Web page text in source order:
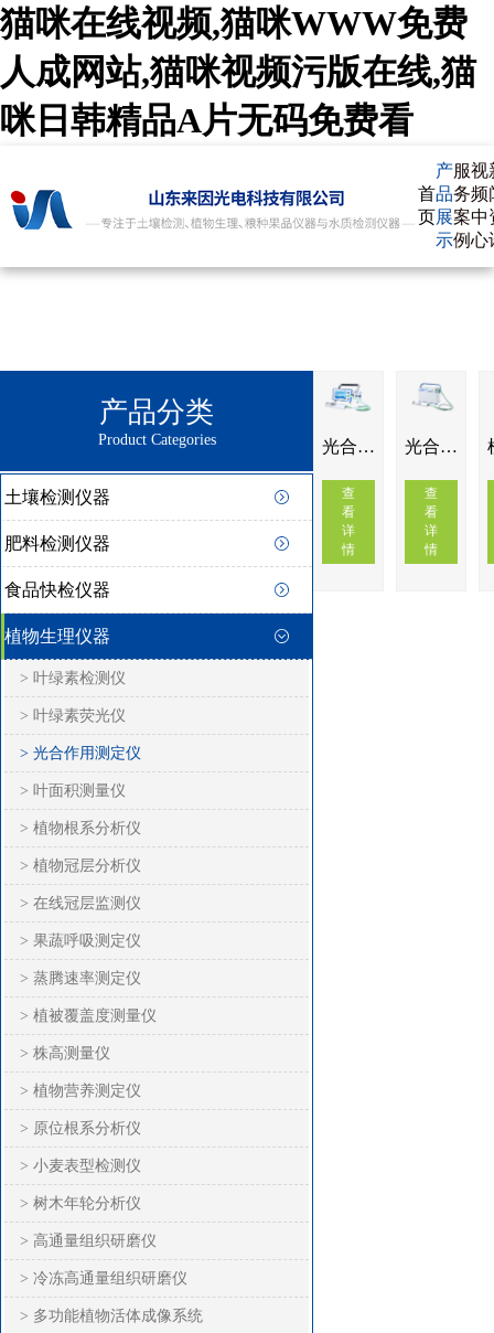
猫咪在线视频,猫咪WWW免费
人成网站,猫咪视频污版在线,猫
咪日韩精品A片无码免费看
首
页
产
品
展
示
服
务
案
例
视
频
中
心
产品分类
Product Categories
土壤检测仪器
肥料检测仪器
食品快检仪器
植物生理仪器
> 叶绿素检测仪
> 叶绿素荧光仪
> 光合作用测定仪
> 叶面积测量仪
> 植物根系分析仪
> 植物冠层分析仪
> 在线冠层监测仪
> 果蔬呼吸测定仪
> 蒸腾速率测定仪
> 植被覆盖度测量仪
> 株高测量仪
> 植物营养测定仪
> 原位根系分析仪
> 小麦表型检测仪
> 树木年轮分析仪
> 高通量组织研磨仪
> 冷冻高通量组织研磨仪
> 多功能植物活体成像系统
光合作用测定仪IN-GH1
查
看
详
情
光合作用测定仪IN-GH2
查
看
详
情